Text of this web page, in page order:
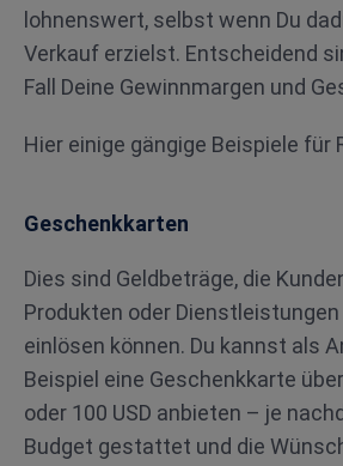
lohnenswert, selbst wenn Du
Verkauf erzielst. Entscheidend
Fall Deine Gewinnmargen und
Hier einige gängige Beispiele für
Geschenkkarten
Dies sind Geldbeträge, die
Produkten oder Dienstleistungen
einlösen können. Du kannst als
Beispiel eine Geschenkkarte über
oder 100 USD anbieten – je
Budget gestattet und die